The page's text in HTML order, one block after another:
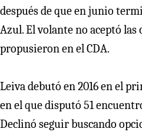
después de que en junio
Azul. El volante no aceptó las
propusieron en el CDA.
Leiva debutó en 2016 en el
en el que disputó 51
Declinó seguir buscando